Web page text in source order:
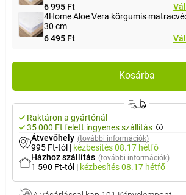
6 995 Ft
4Home Aloe Vera körgumis
30 cm
6 495 Ft
Kosárba
Raktáron a gyártónál
35 000 Ft felett ingyenes szállítás
Átvevőhely (további információk)
995 Ft-tól | kézbesítés08.17 hétfő
Házhoz szállítás (további információk)
1 590 Ft-tól | kézbesítés08.17 hétfő